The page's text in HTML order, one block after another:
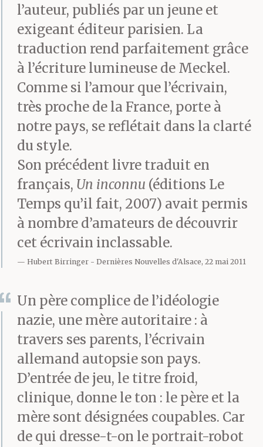
distante comme
d’ordinaire. J’allais la
voir et je lui posais
directement la
question.
Tu m’aimes ?
Oui, petit, et
maintenant va dans le
jardin.
Je t’aime.
Oui, petit, et
pomme.
Elle n’emportait pas les
lettres dans sa chambre.
Elles gisaient des jours
entiers partout dans
la maison.
l’auteur, publiés par un jeune et
exigeant éditeur parisien. La
traduction rend parfaitement grâce
à l’écriture lumineuse de Meckel.
Comme si l’amour que l’écrivain,
très proche de la France, porte à
notre pays, se reflétait dans la clarté
du style.
Son précédent livre traduit en
français, Un inconnu (éditions Le
Temps qu’il fait, 2007) avait permis
à nombre d’amateurs de découvrir
cet écrivain inclassable.
Hubert Birringer Dernières Nouvelles d'Alsace, 22 mai 2011
Un père complice de l’idéologie
nazie, une mère autoritaire : à
travers ses parents, l’écrivain
allemand autopsie son pays.
D’entrée de jeu, le titre froid,
clinique, donne le ton : le père et la
mère sont désignées coupables. Car
de qui dresse-t-on le portrait-robot